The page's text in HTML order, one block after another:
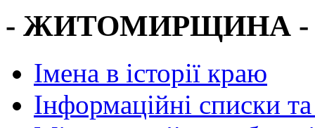
- ЖИТОМИРЩИНА -
Імена в історії краю
Інформаційні списки